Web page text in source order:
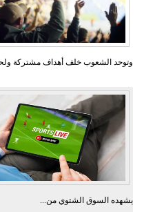
وتوحد الشعوب خلف أهداف مشتركة
يشهده السوق الشتوي من...